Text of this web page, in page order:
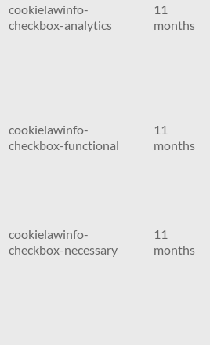
cookielawinfo-
checkbox-analytics
11
months
cookielawinfo-
checkbox-functional
11
months
cookielawinfo-
checkbox-necessary
11
months